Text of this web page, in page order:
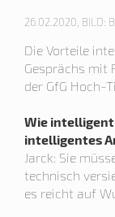
26.02.2020, BILD:
Die Vorteile
Gesprächs mit
der GfG Hoch-
Wie intelligent
intelligentes
Jarck: Sie
technisch
es reicht auf